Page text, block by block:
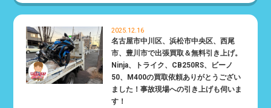
2025.12.16
名古屋市中川区、浜松市中央区、西尾
市、豊川市で出張買取＆無料引き上げ。
Ninja、トライク、CB250RS、ビーノ
50、M400の買取依頼ありがとうござい
ました！事故現場への引き上げも伺いま
す！